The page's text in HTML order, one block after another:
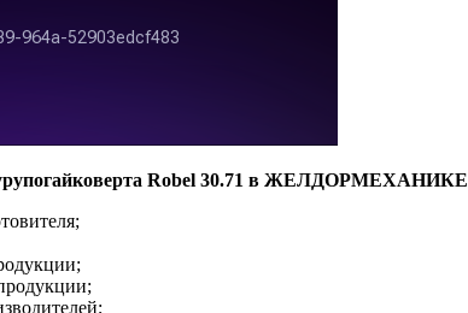
Robel 30.71 в ЖЕЛДОРМЕХАНИКЕ